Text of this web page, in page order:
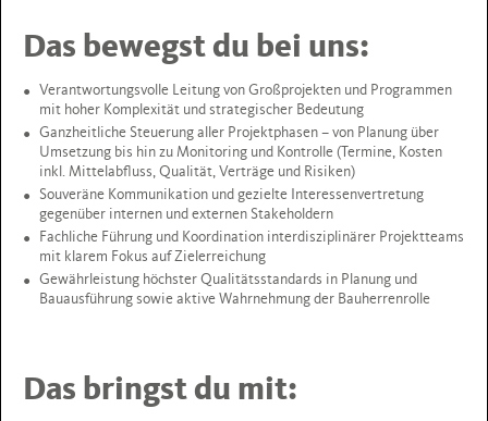
Das bewegst du bei uns:
Verantwortungsvolle Leitung von Großprojekten und Programmen
mit hoher Komplexität und strategischer Bedeutung
Ganzheitliche Steuerung aller Projektphasen – von Planung über
Umsetzung bis hin zu Monitoring und Kontrolle (Termine, Kosten
inkl. Mittelabfluss, Qualität, Verträge und Risiken)
Souveräne Kommunikation und gezielte Interessenvertretung
gegenüber internen und externen Stakeholdern
Fachliche Führung und Koordination interdisziplinärer Projektteams
mit klarem Fokus auf Zielerreichung
Gewährleistung höchster Qualitätsstandards in Planung und
Bauausführung sowie aktive Wahrnehmung der Bauherrenrolle
Das bringst du mit: